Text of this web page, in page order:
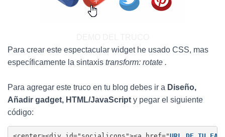
Para crear este espectacular widget he usado CSS, mas
específicamente la sintaxis transform: rotate .
Para agregar este truco en tu blog debes ir a Diseño,
Añadir gadget, HTML/JavaScript y pegar el siguiente
código:
<center><div id="socialicons"><a href="URL DE TU